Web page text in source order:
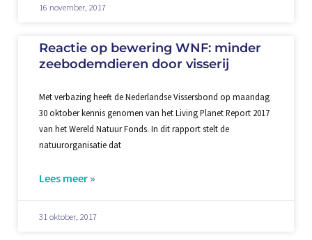
16 november, 2017
Reactie op bewering WNF: minder
zeebodemdieren door visserij
Met verbazing heeft de Nederlandse Vissersbond op maandag
30 oktober kennis genomen van het Living Planet Report 2017
van het Wereld Natuur Fonds. In dit rapport stelt de
natuurorganisatie dat
Lees meer »
31 oktober, 2017